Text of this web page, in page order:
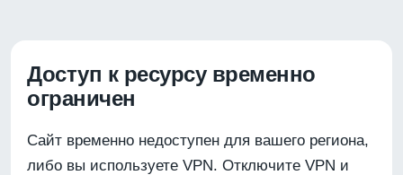
Доступ к ресурсу временно
ограничен
Сайт временно недоступен для вашего региона,
либо вы используете VPN. Отключите VPN и